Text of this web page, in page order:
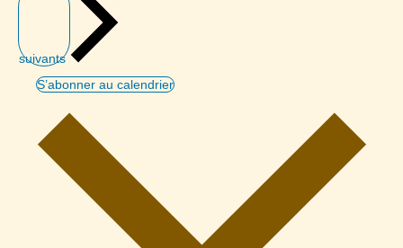
suivants
S’abonner au calendrier